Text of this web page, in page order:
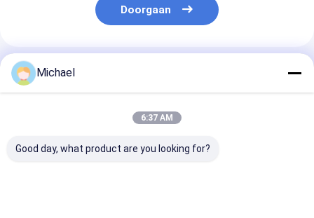
Doorgaan
Geadviseerde Producten
Michael
6:37 AM
Good day, what product are you looking for?